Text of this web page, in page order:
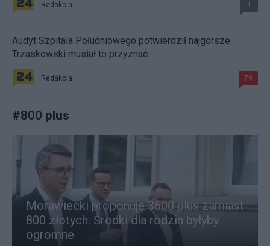
Redakcja 1
Audyt Szpitala Południowego potwierdził najgorsze.
Trzaskowski musiał to przyznać
Redakcja 79
#800 plus
Morawiecki proponuje 3600 plus zamiast
800 złotych. Środki dla rodzin byłyby
ogromne